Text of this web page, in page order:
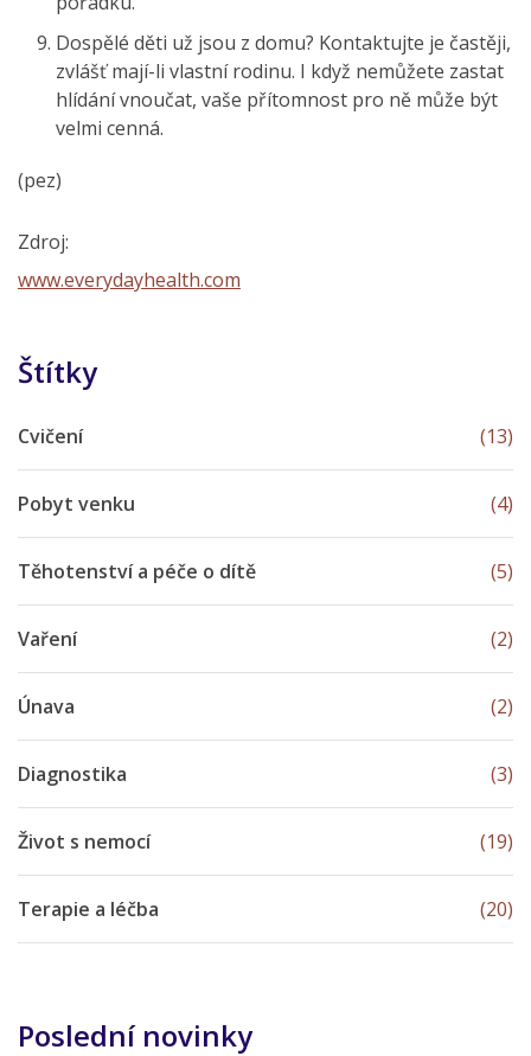
Dospělé děti už jsou z domu? Kontaktujte je častěji,
zvlášť mají-li vlastní rodinu. I když nemůžete zastat
hlídání vnoučat, vaše přítomnost pro ně může být
velmi cenná.
(pez)
Zdroj:
www.everydayhealth.com
Štítky
Cvičení (13)
Pobyt venku (4)
Těhotenství a péče o dítě (5)
Vaření (2)
Únava (2)
Diagnostika (3)
Život s nemocí (19)
Terapie a léčba (20)
Poslední novinky